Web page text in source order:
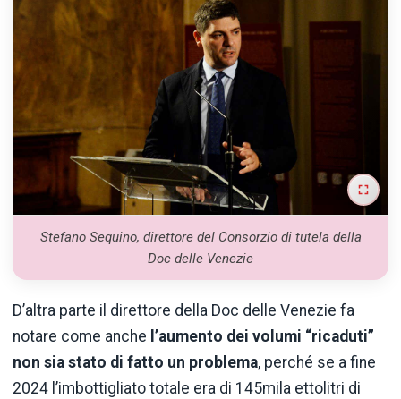
Stefano Sequino, direttore del Consorzio di tutela della
Doc delle Venezie
D’altra parte il direttore della Doc delle Venezie fa
notare come anche l’aumento dei volumi “ricaduti”
non sia stato di fatto un problema, perché se a fine
2024 l’imbottigliato totale era di 145mila ettolitri di